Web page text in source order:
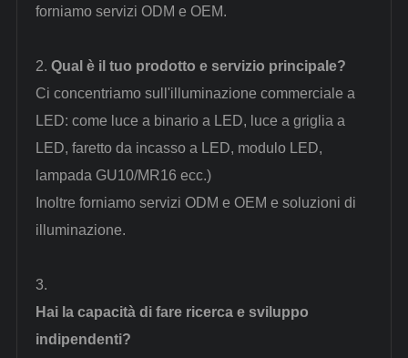
forniamo servizi ODM e OEM.
2. Qual è il tuo prodotto e servizio principale?
Ci concentriamo sull'illuminazione commerciale a
LED: come luce a binario a LED, luce a griglia a
LED, faretto da incasso a LED, modulo LED,
lampada GU10/MR16 ecc.)
Inoltre forniamo servizi ODM e OEM e soluzioni di
illuminazione.
3.
Hai la capacità di fare ricerca e sviluppo
indipendenti?